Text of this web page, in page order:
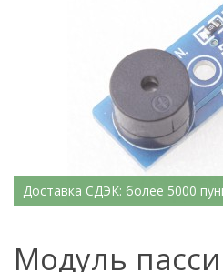
Доставка СДЭК: более 5000
Модуль